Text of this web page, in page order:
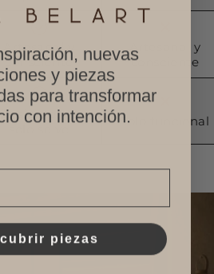
Artesanal y
consciente
Artesanal y
consciente
siente, no
Solo funcional
nuevas
y piezas
para transformar
con intención.
piezas